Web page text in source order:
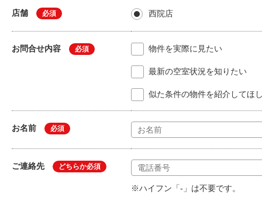
店舗 必須 西院店
お問合せ内容 必須 物件を実際に見たい
最新の空室状況を知りたい
似た条件の物件を紹介してほ
お名前 必須
ご連絡先 どちらか必須
※ハイフン「-」は不要です。